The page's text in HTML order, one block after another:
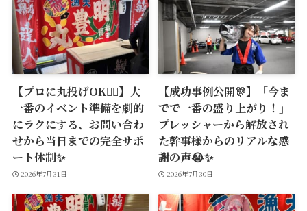
【プロに丸投げOK🙆‍♂️】大
一番のイベント準備を劇的
にラクにする、お問い合わ
せから当日までの完全サポ
ート体制✨
2026年7月31日
【成功事例公開🎊】「今ま
でで一番の盛り上がり！」
プレッシャーから解放され
た幹事様からのリアルな感
謝の声😭✨
2026年7月30日